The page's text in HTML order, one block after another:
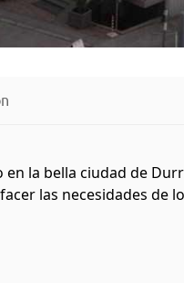
la bella ciudad de
las necesidades de